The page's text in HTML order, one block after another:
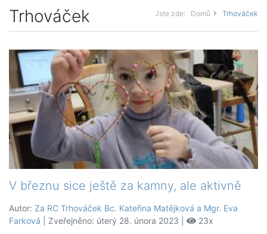
Trhováček Jste zde: Domů Trhováček
V březnu sice ještě za kamny, ale aktivně
Autor: Za RC Trhováček Bc. Kateřina Matějková a Mgr. Eva
Farková | Zveřejněno: úterý 28. února 2023 | 23x